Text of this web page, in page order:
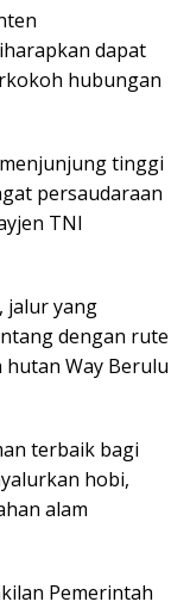
dapat
hubungan
tinggi
persaudaraan
TNI
jalur yang
dengan rute
Way Berulu
terbaik bagi
hobi,
alam
Pemerintah